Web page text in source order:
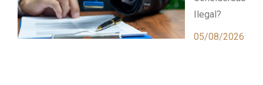
Ilegal?
05/08/2026